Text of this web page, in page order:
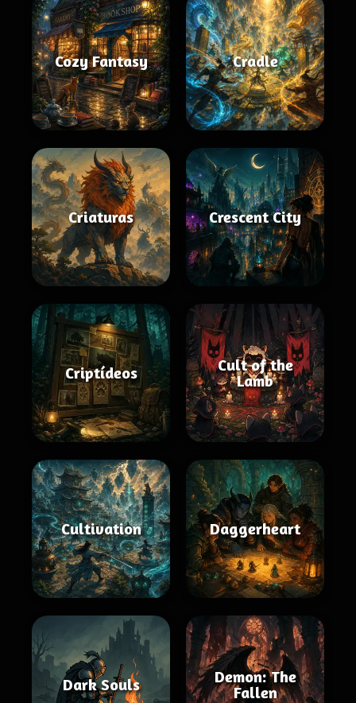
Cozy Fantasy Cradle
Criaturas Crescent City
Criptídeos
Cult of the
Lamb
Cultivation Daggerheart
Dark Souls
Demon: The
Fallen